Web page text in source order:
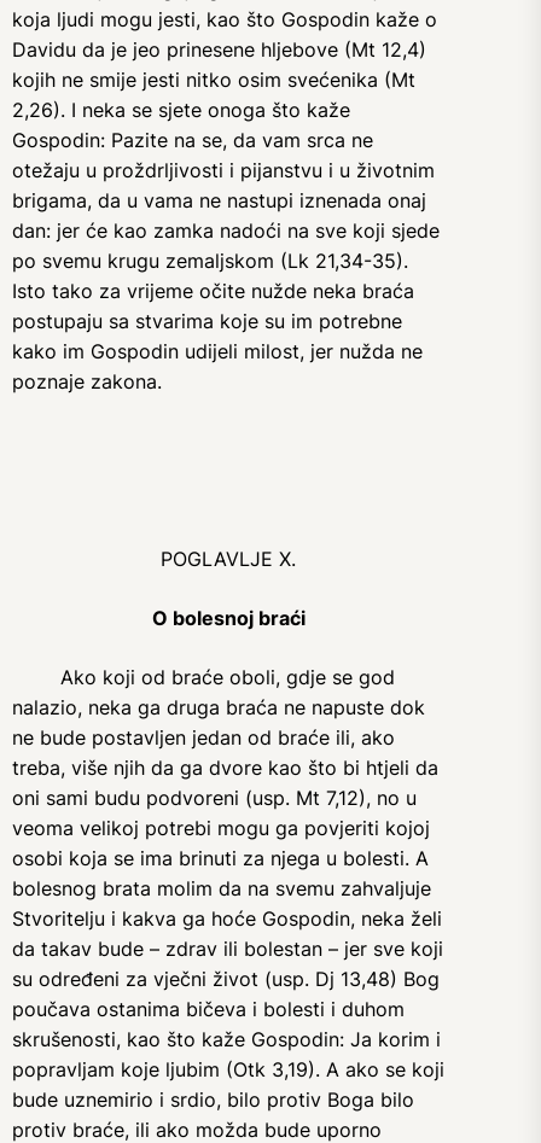
koja ljudi mogu jesti, kao što Gospodin kaže o
Davidu da je jeo prinesene hljebove (Mt 12,4)
kojih ne smije jesti nitko osim svećenika (Mt
2,26). I neka se sjete onoga što kaže
Gospodin: Pazite na se, da vam srca ne
otežaju u proždrljivosti i pijanstvu i u životnim
brigama, da u vama ne nastupi iznenada onaj
dan: jer će kao zamka nadoći na sve koji sjede
po svemu krugu zemaljskom (Lk 21,34-35).
Isto tako za vrijeme očite nužde neka braća
postupaju sa stvarima koje su im potrebne
kako im Gospodin udijeli milost, jer nužda ne
poznaje zakona.
POGLAVLJE X.
O bolesnoj braći
Ako koji od braće oboli, gdje se god
nalazio, neka ga druga braća ne napuste dok
ne bude postavljen jedan od braće ili, ako
treba, više njih da ga dvore kao što bi htjeli da
oni sami budu podvoreni (usp. Mt 7,12), no u
veoma velikoj potrebi mogu ga povjeriti kojoj
osobi koja se ima brinuti za njega u bolesti. A
bolesnog brata molim da na svemu zahvaljuje
Stvoritelju i kakva ga hoće Gospodin, neka želi
da takav bude – zdrav ili bolestan – jer sve koji
su određeni za vječni život (usp. Dj 13,48) Bog
poučava ostanima bičeva i bolesti i duhom
skrušenosti, kao što kaže Gospodin: Ja korim i
popravljam koje ljubim (Otk 3,19). A ako se koji
bude uznemirio i srdio, bilo protiv Boga bilo
protiv braće, ili ako možda bude uporno